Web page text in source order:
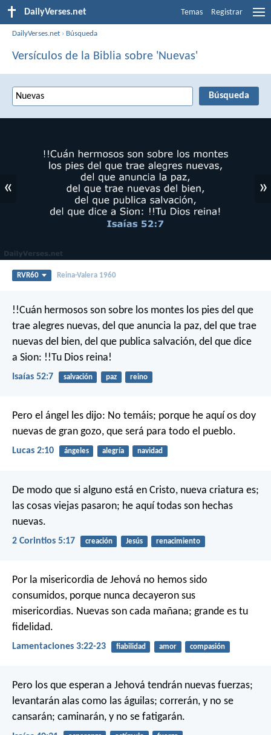
DailyVerses.net Temas Registrar
DailyVerses.net › Búsqueda
Versículos de la Biblia sobre 'Nuevas'
« »
RVR60 Reina-Valera 1960
!!Cuán hermosos son sobre los montes los pies del que
trae alegres nuevas, del que anuncia la paz, del que trae
nuevas del bien, del que publica salvación, del que dice
a Sion: !!Tu Dios reina!
Isaías 52:7 salvación paz reino
Pero el ángel les dijo: No temáis; porque he aquí os doy
nuevas de gran gozo, que será para todo el pueblo.
Lucas 2:10 ángeles alegría navidad
De modo que si alguno está en Cristo, nueva criatura es;
las cosas viejas pasaron; he aquí todas son hechas
nuevas.
2 Corintios 5:17 creación Jesús renacimiento
Por la misericordia de Jehová no hemos sido
consumidos, porque nunca decayeron sus
misericordias. Nuevas son cada mañana; grande es tu
fidelidad.
Lamentaciones 3:22-23 fiabilidad amor compasión
Pero los que esperan a Jehová tendrán nuevas fuerzas;
levantarán alas como las águilas; correrán, y no se
cansarán; caminarán, y no se fatigarán.